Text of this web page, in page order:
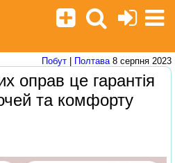
Побут Полтава8 серпня 2023
оправ це гарантія
та комфорту